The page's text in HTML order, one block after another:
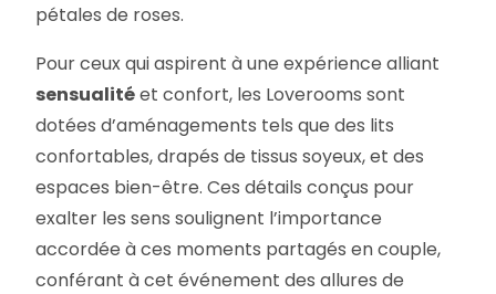
pétales de roses.
Pour ceux qui aspirent à une expérience alliant
sensualitéet confort, les Loverooms sont
dotées d’aménagements tels que des lits
confortables, drapés de tissus soyeux, et des
espaces bien-être. Ces détails conçus pour
exalter les sens soulignent l’importance
accordée à ces moments partagés en couple,
conférant à cet événement des allures de